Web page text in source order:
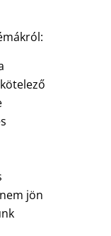
jön